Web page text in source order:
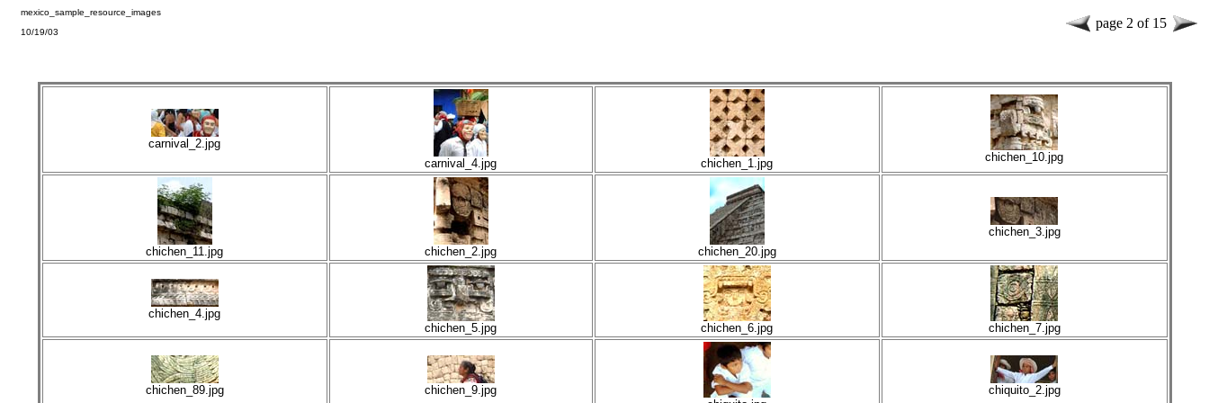
mexico_sample_resource_images
10/19/03
page 2 of 15
carnival_2.jpg
carnival_4.jpg
chichen_1.jpg chichen_10.jpg
chichen_11.jpg chichen_2.jpg chichen_20.jpg
chichen_3.jpg
chichen_4.jpg
chichen_5.jpg
chichen_6.jpg chichen_7.jpg
chichen_89.jpg
chichen_9.jpg
chiquito_2.jpg